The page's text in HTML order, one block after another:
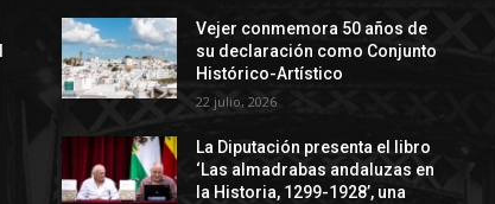
Vejer conmemora 50 años de
su declaración como Conjunto
Histórico-Artístico
22 julio, 2026
La Diputación presenta el libro
‘Las almadrabas andaluzas en
la Historia, 1299-1928’, una